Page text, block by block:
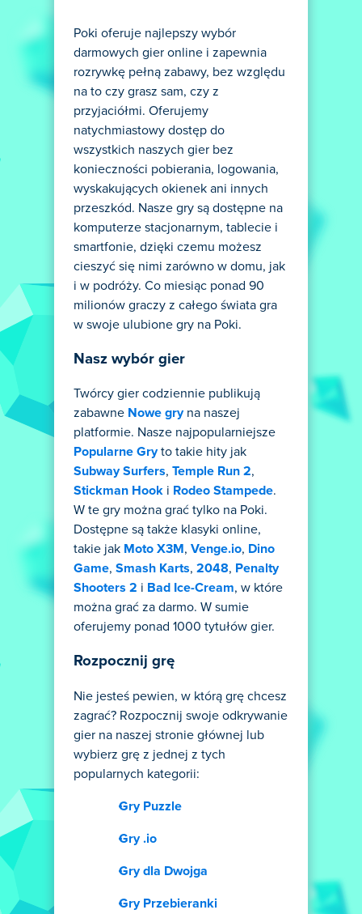
Poki oferuje najlepszy wybór
darmowych gier online i zapewnia
rozrywkę pełną zabawy, bez względu
na to czy grasz sam, czy z
przyjaciółmi. Oferujemy
natychmiastowy dostęp do
wszystkich naszych gier bez
konieczności pobierania, logowania,
wyskakujących okienek ani innych
przeszkód. Nasze gry są dostępne na
komputerze stacjonarnym, tablecie i
smartfonie, dzięki czemu możesz
cieszyć się nimi zarówno w domu, jak
i w podróży. Co miesiąc ponad 90
milionów graczy z całego świata gra
w swoje ulubione gry na Poki.
Nasz wybór gier
Twórcy gier codziennie publikują
zabawne Nowe gryna naszej
platformie. Nasze najpopularniejsze
Popularne Gryto takie hity jak
Subway Surfers, Temple Run 2,
Stickman Hook i Rodeo Stampede.
W te gry można grać tylko na Poki.
Dostępne są także klasyki online,
takie jak Moto X3M , Venge.io, Dino
Game, Smash Karts, 2048, Penalty
Shooters 2 i Bad Ice-Cream, w które
można grać za darmo. W sumie
oferujemy ponad 1000 tytułów gier.
Rozpocznij grę
Nie jesteś pewien, w którą grę chcesz
zagrać? Rozpocznij swoje odkrywanie
gier na naszej stronie głównej lub
wybierz grę z jednej z tych
popularnych kategorii:
Gry Puzzle
Gry .io
Gry dla Dwojga
Gry Przebieranki